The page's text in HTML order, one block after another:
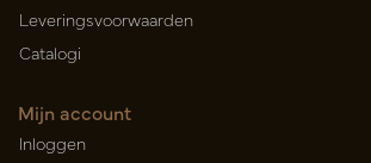
Leveringsvoorwaarden
Catalogi
Mijn account
Inloggen